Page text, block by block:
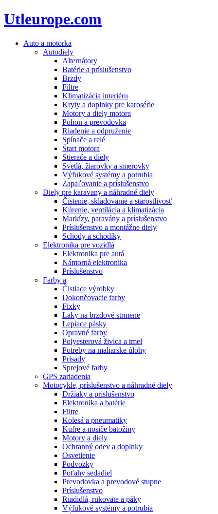
Utleurope.com
Auto a motorka
Autodiely
Alternátory
Batérie a príslušenstvo
Brzdy
Filtre
Klimatizácia interiéru
Kryty a doplnky pre karosérie
Motory a diely motora
Pohon a prevodovka
Riadenie a odpruženie
Spínače a relé
Štart motora
Stierače a diely
Svetlá, žiarovky a smerovky
Výfukové systémy a potrubia
Zapaľovanie a príslušenstvo
Diely pre karavany a náhradné diely
Čistenie, skladovanie a starostlivosť
Kúrenie, ventilácia a klimatizácia
Markízy, paravány a príslušenstvo
Príslušenstvo a montážne diely
Schody a schodíky
Elektronika pre vozidlá
Elektronika pre autá
Námorná elektronika
Príslušenstvo
Farby a
Čistiace výrobky
Dokončovacie farby
Fixky
Laky na brzdové strmene
Lepiace pásky
Opravné farby
Polyesterová živica a tmel
Potreby na maliarske úlohy
Prísady
Sprejové farby
GPS zariadenia
Motocykle, príslušenstvo a náhradné diely
Držiaky a príslušenstvo
Elektronika a batérie
Filtre
Kolesá a pneumatiky
Kufre a nosiče batožiny
Motory a diely
Ochranný odev a doplnky
Osvetlenie
Podvozky
Poťahy sedadiel
Prevodovka a prevodové stupne
Príslušenstvo
Riadidlá, rukoväte a páky
Výfukové systémy a potrubia